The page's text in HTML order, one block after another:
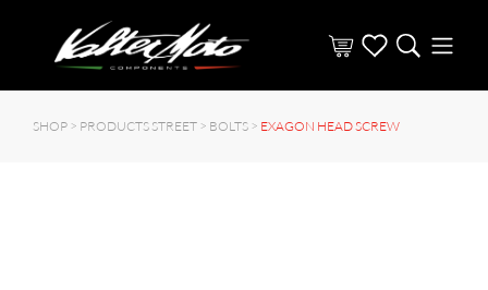
SHOP > PRODUCTS STREET > BOLTS > EXAGON HEAD SCREW